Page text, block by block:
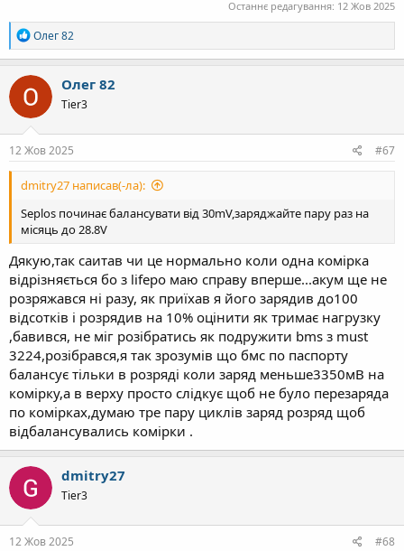
Останнє редагування: 12 Жов 2025
Р
е
а
к
ц
і
ї
:
Олег 82
Олег 82
Tier3
12 Жов 2025 #67
dmitry27 написав(-ла):
Seplos починає балансувати від 30mV,заряджайте пару раз на
місяць до 28.8V
Дякую,так саитав чи це нормально коли одна комірка
відрізняється бо з lifepo маю справу вперше...акум ще не
розряжався ні разу, як приїхав я його зарядив до100
відсотків і розрядив на 10% оцінити як тримає нагрузку
,бавився, не міг розібратись як подружити bms з must
3224,розібрався,я так зрозумів що бмс по паспорту
балансує тільки в розряді коли заряд меньше3350мВ на
комірку,а в верху просто слідкує щоб не було перезаряда
по комірках,думаю тре пару циклів заряд розряд щоб
відбалансувались комірки .
dmitry27
Tier3
12 Жов 2025 #68